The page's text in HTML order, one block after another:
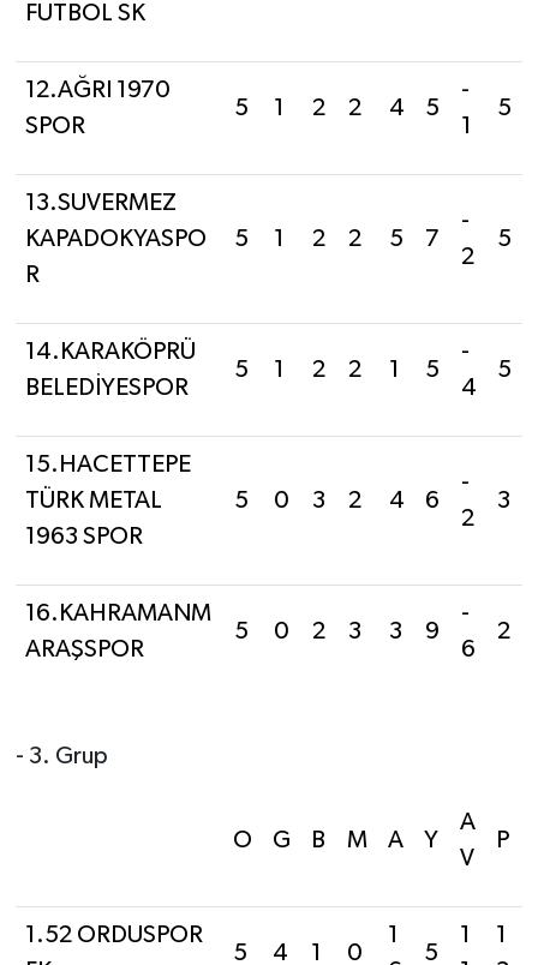
FUTBOL SK
12.AĞRI 1970
SPOR
5 1 2 2 4 5
-
1
5
13.SUVERMEZ
KAPADOKYASPO
R
5 1 2 2 5 7
-
2
5
14.KARAKÖPRÜ
BELEDİYESPOR
5 1 2 2 1 5
-
4
5
15.HACETTEPE
TÜRK METAL
1963 SPOR
5 0 3 2 4 6
-
2
3
16.KAHRAMANM
ARAŞSPOR
5 0 2 3 3 9
-
6
2
- 3. Grup
O G B M A Y
A
V
P
1.52 ORDUSPOR
5 4 1 0
1
5
1
1